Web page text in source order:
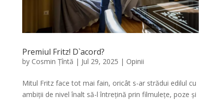
Premiul Fritz! D`acord?
by Cosmin Țîntă | Jul 29, 2025 | Opinii
Mitul Fritz face tot mai fain, oricât s-ar strădui edilul cu
ambiții de nivel înalt să-l întrețină prin filmulețe, poze și